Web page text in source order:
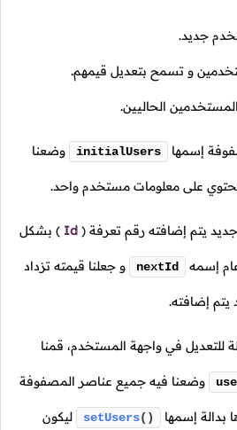
جديد.
و تسمح بتعديل قيمهم.
الحاليين.
إسمها initialUsers وضعنا
يحتوي على معلومات مستخدم واحد.
يتم إضافته رقم تعرفة (
Id
) بشكل
إسمه nextId و جعلنا قيمته تزداد
إضافته.
للتعديل في واجهة المستخدم، قمنا
وضعنا فيه جميع عناصر المصفوفة
بدالة إسمها setUsers() ليكون